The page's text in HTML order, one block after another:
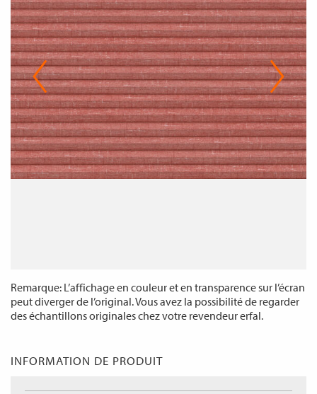
Remarque: L’affichage en couleur et en transparence sur l’écran
peut diverger de l’original. Vous avez la possibilité de regarder
des échantillons originales chez votre revendeur erfal.
INFORMATION DE PRODUIT